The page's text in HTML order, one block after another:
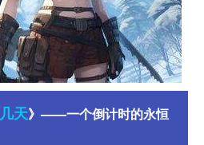
几天》——一个倒计时的永恒